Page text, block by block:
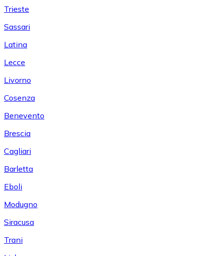
Trieste
Sassari
Latina
Lecce
Livorno
Cosenza
Benevento
Brescia
Cagliari
Barletta
Eboli
Modugno
Siracusa
Trani